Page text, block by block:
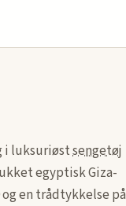
i luksuriøstsengetøj
egyptisk Giza-
en trådtykkelse på